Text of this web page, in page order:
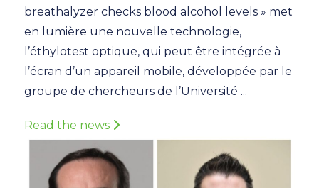
breathalyzer checks blood alcohol levels » met
en lumière une nouvelle technologie,
l’éthylotest optique, qui peut être intégrée à
l’écran d’un appareil mobile, développée par le
groupe de chercheurs de l’Université ...
Read the news